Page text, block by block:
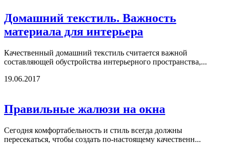
Домашний текстиль. Важность
материала для интерьера
Качественный домашний текстиль считается важной
составляющей обустройства интерьерного пространства,...
19.06.2017
Правильные жалюзи на окна
Сегодня комфортабельность и стиль всегда должны
пересекаться, чтобы создать по-настоящему качественн...